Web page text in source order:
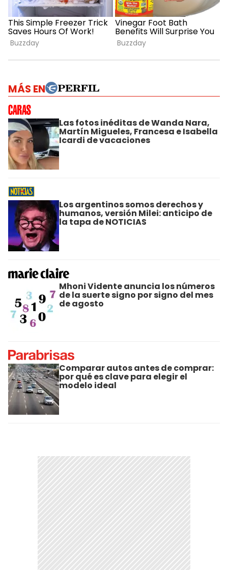
MÁS EN
Las fotos inéditas de Wanda Nara,
Martín Migueles, Francesa e Isabella
Icardi de vacaciones
Los argentinos somos derechos y
humanos, versión Milei: anticipo de
la tapa de NOTICIAS
Mhoni Vidente anuncia los números
de la suerte signo por signo del mes
de agosto
Comparar autos antes de comprar:
por qué es clave para elegir el
modelo ideal